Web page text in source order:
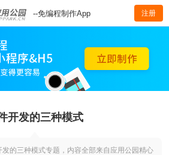
--免编程制作App 注册
开发的三种模式
的三种模式专题，内容全部来自应用公园精心